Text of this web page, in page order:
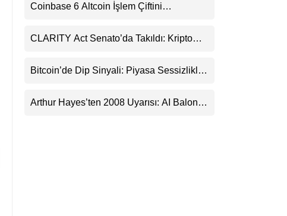
Coinbase 6 Altcoin İşlem Çiftini
CLARITY Act Senato’da Takıldı: Kripto
Bitcoin’de Dip Sinyali: Piyasa Sessizlikle
Arthur Hayes’ten 2008 Uyarısı: AI Balonu